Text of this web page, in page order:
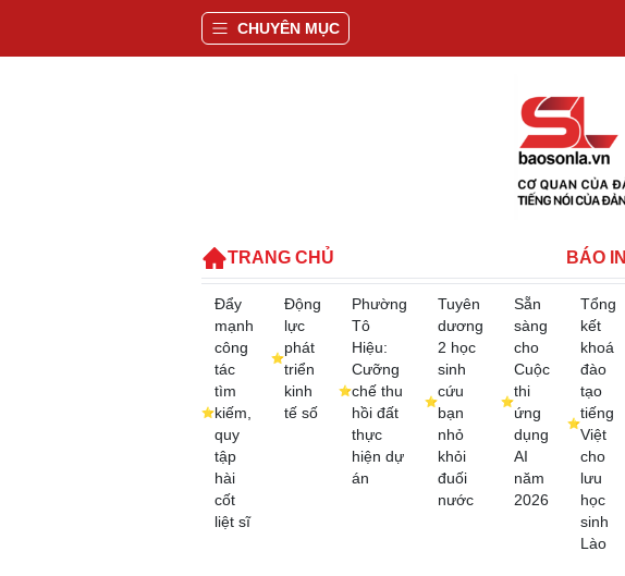
CHUYÊN MỤC
TRANG CHỦ BÁO IN
Đẩy
mạnh
công
tác
tìm
kiếm,
quy
tập
hài
cốt
liệt sĩ
Động
lực
phát
triển
kinh
tế số
Phường
Tô
Hiệu:
Cưỡng
chế thu
hồi đất
thực
hiện dự
án
Tuyên
dương
2 học
sinh
cứu
bạn
nhỏ
khỏi
đuối
nước
Sẵn
sàng
cho
Cuộc
thi
ứng
dụng
AI
năm
2026
Tổng
kết
khoá
đào
tạo
tiếng
Việt
cho
lưu
học
sinh
Lào